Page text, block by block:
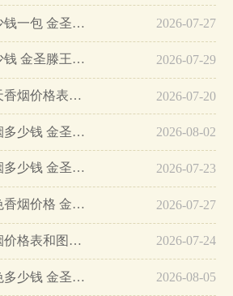
金圣滕王阁长天多少钱一包 金圣滕王阁长天香烟价格表和图片… 2026-07-27
金圣滕王阁香烟多少钱 金圣滕王阁金叶天香价格2025… 2026-07-29
2025金圣滕王阁长天香烟价格表图大全一览… 2026-07-20
金圣滕王阁长天香烟多少钱 金圣滕王阁长天香烟价格以及图片… 2026-08-02
金圣滕王阁长天香烟多少钱 金圣滕王阁长天口感怎么样… 2026-07-23
金圣滕王阁长天蓝色香烟价格 金圣滕王阁长天香烟参数口感分析… 2026-07-27
金圣滕王阁长天香烟价格表和图片 金圣滕王阁长天香烟多少钱… 2026-07-24
金圣滕王阁长天蓝色多少钱 金圣滕王阁长天蓝色包装怎么样… 2026-08-05